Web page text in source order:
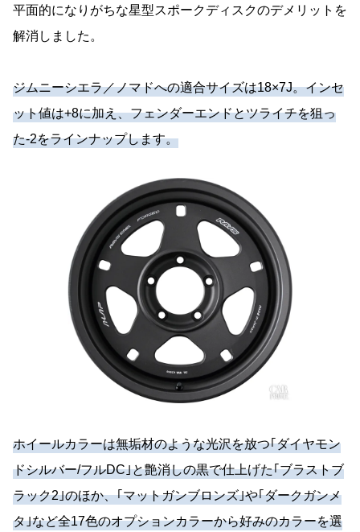
平面的になりがちな星型スポークディスクのデメリットを
解消しました。
ジムニーシエラ／ノマドへの適合サイズは18×7J。インセ
ット値は+8に加え、フェンダーエンドとツライチを狙っ
た-2をラインナップします。
ホイールカラーは無垢材のような光沢を放つ｢ダイヤモン
ドシルバー/フルDC｣と艶消しの黒で仕上げた｢ブラストブ
ラック2｣のほか、｢マットガンブロンズ｣や｢ダークガンメ
タ｣など全17色のオプションカラーから好みのカラーを選